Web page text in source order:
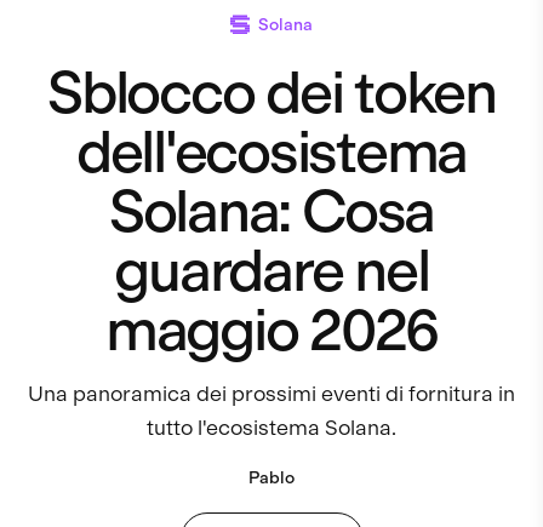
Solana
Sblocco dei token
dell'ecosistema
Solana: Cosa
guardare nel
maggio 2026
Una panoramica dei prossimi eventi di fornitura in
tutto l'ecosistema Solana.
Pablo